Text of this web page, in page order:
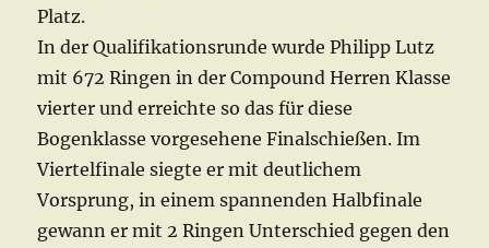
Platz.
In der Qualifikationsrunde wurde Philipp Lutz
mit 672 Ringen in der Compound Herren Klasse
vierter und erreichte so das für diese
Bogenklasse vorgesehene Finalschießen. Im
Viertelfinale siegte er mit deutlichem
Vorsprung, in einem spannenden Halbfinale
gewann er mit 2 Ringen Unterschied gegen den